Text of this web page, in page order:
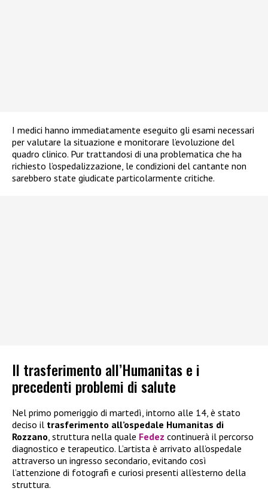
I medici hanno immediatamente eseguito gli esami necessari
per valutare la situazione e monitorare l’evoluzione del
quadro clinico. Pur trattandosi di una problematica che ha
richiesto l’ospedalizzazione, le condizioni del cantante non
sarebbero state giudicate particolarmente critiche.
Il trasferimento all’Humanitas e i
precedenti problemi di salute
Nel primo pomeriggio di martedì, intorno alle 14, è stato
deciso il trasferimento all’ospedale Humanitas di
Rozzano , struttura nella quale Fedez continuerà il percorso
diagnostico e terapeutico. L’artista è arrivato all’ospedale
attraverso un ingresso secondario, evitando così
l’attenzione di fotografi e curiosi presenti all’esterno della
struttura.